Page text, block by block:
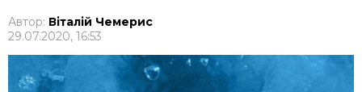
Автор: Віталій Чемерис
29.07.2020, 16:53